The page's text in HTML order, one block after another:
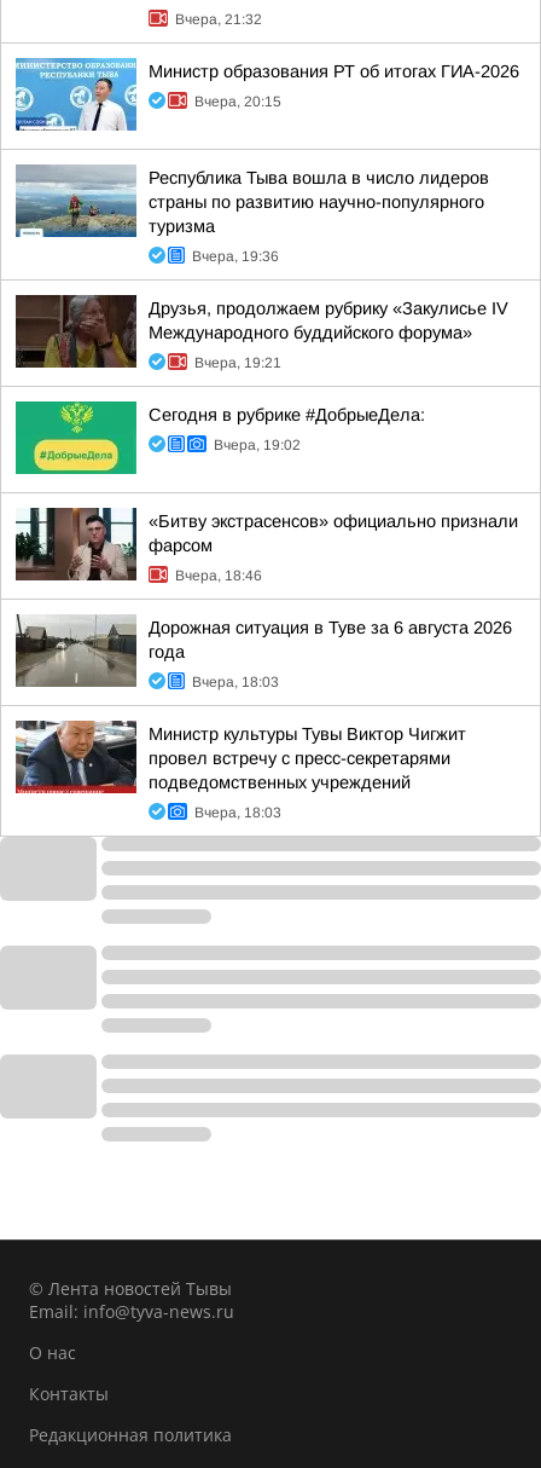
Вчера, 21:32
Министр образования РТ об итогах ГИА-2026
Вчера, 20:15
Республика Тыва вошла в число лидеров
страны по развитию научно-популярного
туризма
Вчера, 19:36
Друзья, продолжаем рубрику «Закулисье IV
Международного буддийского форума»
Вчера, 19:21
Сегодня в рубрике #ДобрыеДела:
Вчера, 19:02
«Битву экстрасенсов» официально признали
фарсом
Вчера, 18:46
Дорожная ситуация в Туве за 6 августа 2026
года
Вчера, 18:03
Министр культуры Тувы Виктор Чигжит
провел встречу с пресс-секретарями
подведомственных учреждений
Вчера, 18:03
© Лента новостей Тывы
Email: info@tyva-news.ru
О нас
Контакты
Редакционная политика